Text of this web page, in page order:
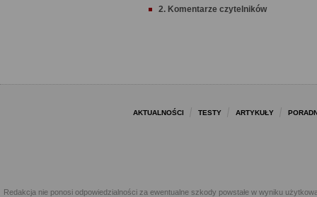
2. Komentarze czytelników
AKTUALNOŚCI TESTY ARTYKUŁY
Redakcja nie ponosi odpowiedzialności za ewentualne szkody powstałe w wyniku